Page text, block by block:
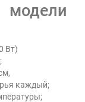
Вт)
каждый;